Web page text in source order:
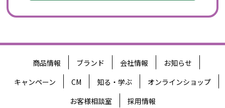
商品情報 ブランド 会社情報
お知らせ
キャンペーン
CM 知る・学ぶ
オンラインショップ
お客様相談室
採用情報